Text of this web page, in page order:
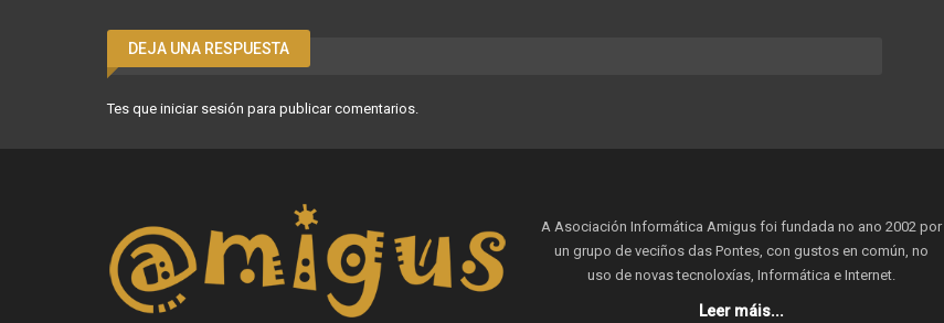
DEJA UNA RESPUESTA
Tes que iniciar sesión para publicar comentarios.
A Asociación Informática Amigus foi fundada no ano 2002 por
un grupo de veciños das Pontes, con gustos en común, no
uso de novas tecnoloxías, Informática e Internet.
Leer máis...